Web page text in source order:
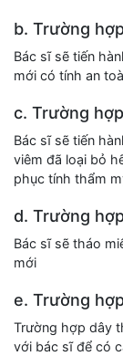
b. Trường
Bác sĩ sẽ tiến
mới có tính an
c. Trường
Bác sĩ sẽ tiến
viêm đã loại bỏ
phục tính thẩm
d. Trường
Bác sĩ sẽ tháo
mới
e. Trường
Trường hợp dây
với bác sĩ để có